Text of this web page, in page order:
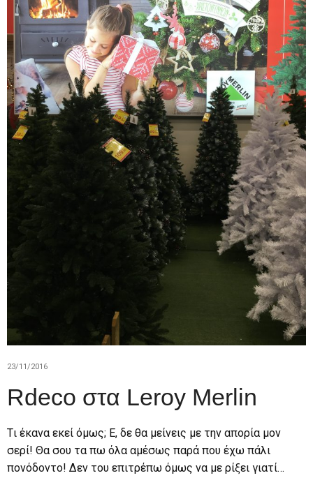
23/11/2016
Rdeco στα Leroy Merlin
Tι έκανα εκεί όμως; Ε, δε θα μείνεις με την απορία μον
σερί! Θα σου τα πω όλα αμέσως παρά που έχω πάλι
πονόδοντο! Δεν του επιτρέπω όμως να με ρίξει γιατί…